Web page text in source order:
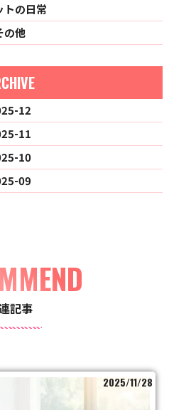
トの日常
の他
12
11
10
09
記事
2025/11/28